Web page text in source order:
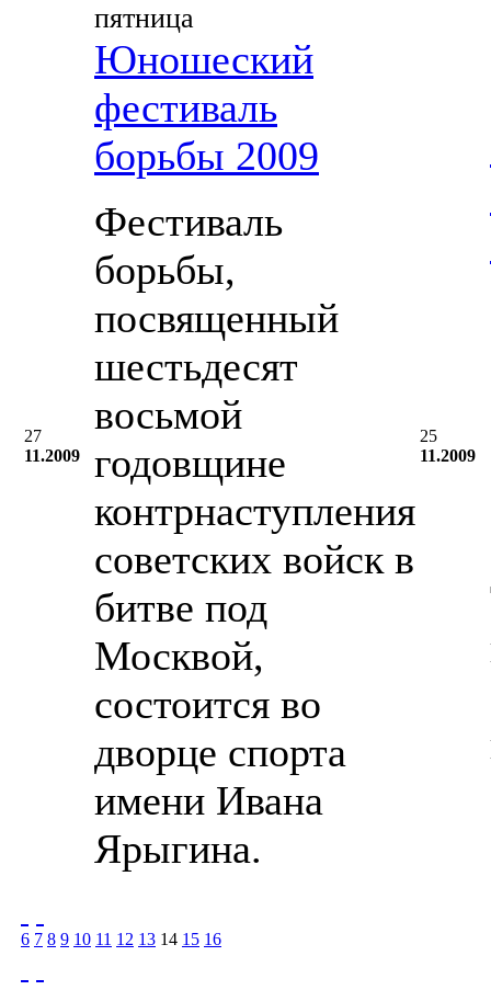
27
11.2009
пятница
Юношеский
фестиваль
борьбы 2009
Фестиваль
борьбы,
посвященный
шестьдесят
восьмой
годовщине
контрнаступления
советских войск в
битве под
Москвой,
состоится во
дворце спорта
имени Ивана
Ярыгина.
25
11.2009
6 7 8 9 10 11 12 13 14 15 16